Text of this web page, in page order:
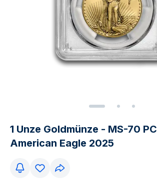
1 Unze Goldmünze - MS-70
American Eagle 2025